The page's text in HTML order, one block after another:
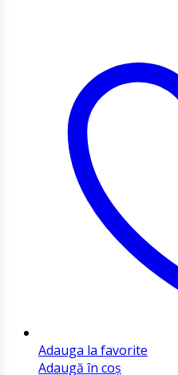
Adauga la favorite
Adaugă în coș